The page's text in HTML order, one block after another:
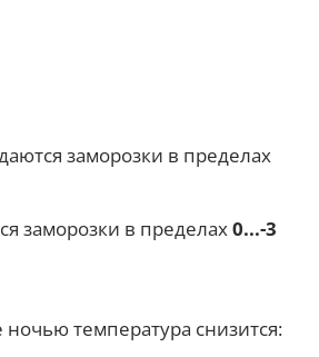
заморозки в пределах
заморозки в пределах0...-3
температура снизится: